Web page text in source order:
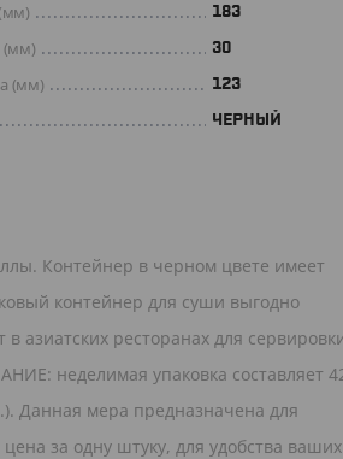
183
(мм) 30
(мм) 123
ЧЕРНЫЙ
Контейнер в черном цвете имеет
контейнер для суши выгодно
азиатских ресторанах для
неделимая упаковка составляет
Данная мера предназначена для
за одну штуку, для удобства ваших